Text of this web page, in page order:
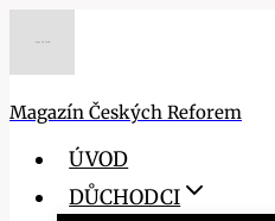
Magazín Českých Reforem
ÚVOD
DŮCHODCI